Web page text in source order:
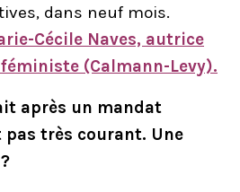
dans neuf mois.
Cécile Naves, autrice
(Calmann-Levy).
après un mandat
pas très courant. Une